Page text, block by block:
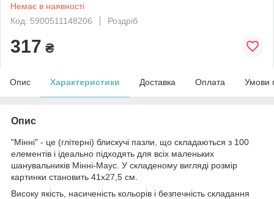
Немає в наявності
Код: 5900511148206
Роздріб
317 ₴
Опис Характеристики Доставка Оплата Умови
Опис
"Мінні" - це (глітерні) блискучі пазли, що складаються з 100
елементів і ідеально підходять для всіх маленьких
шанувальників Мінні-Маус. У складеному вигляді розмір
картинки становить 41х27,5 см.
Високу якість, насиченість кольорів і безпечність складання